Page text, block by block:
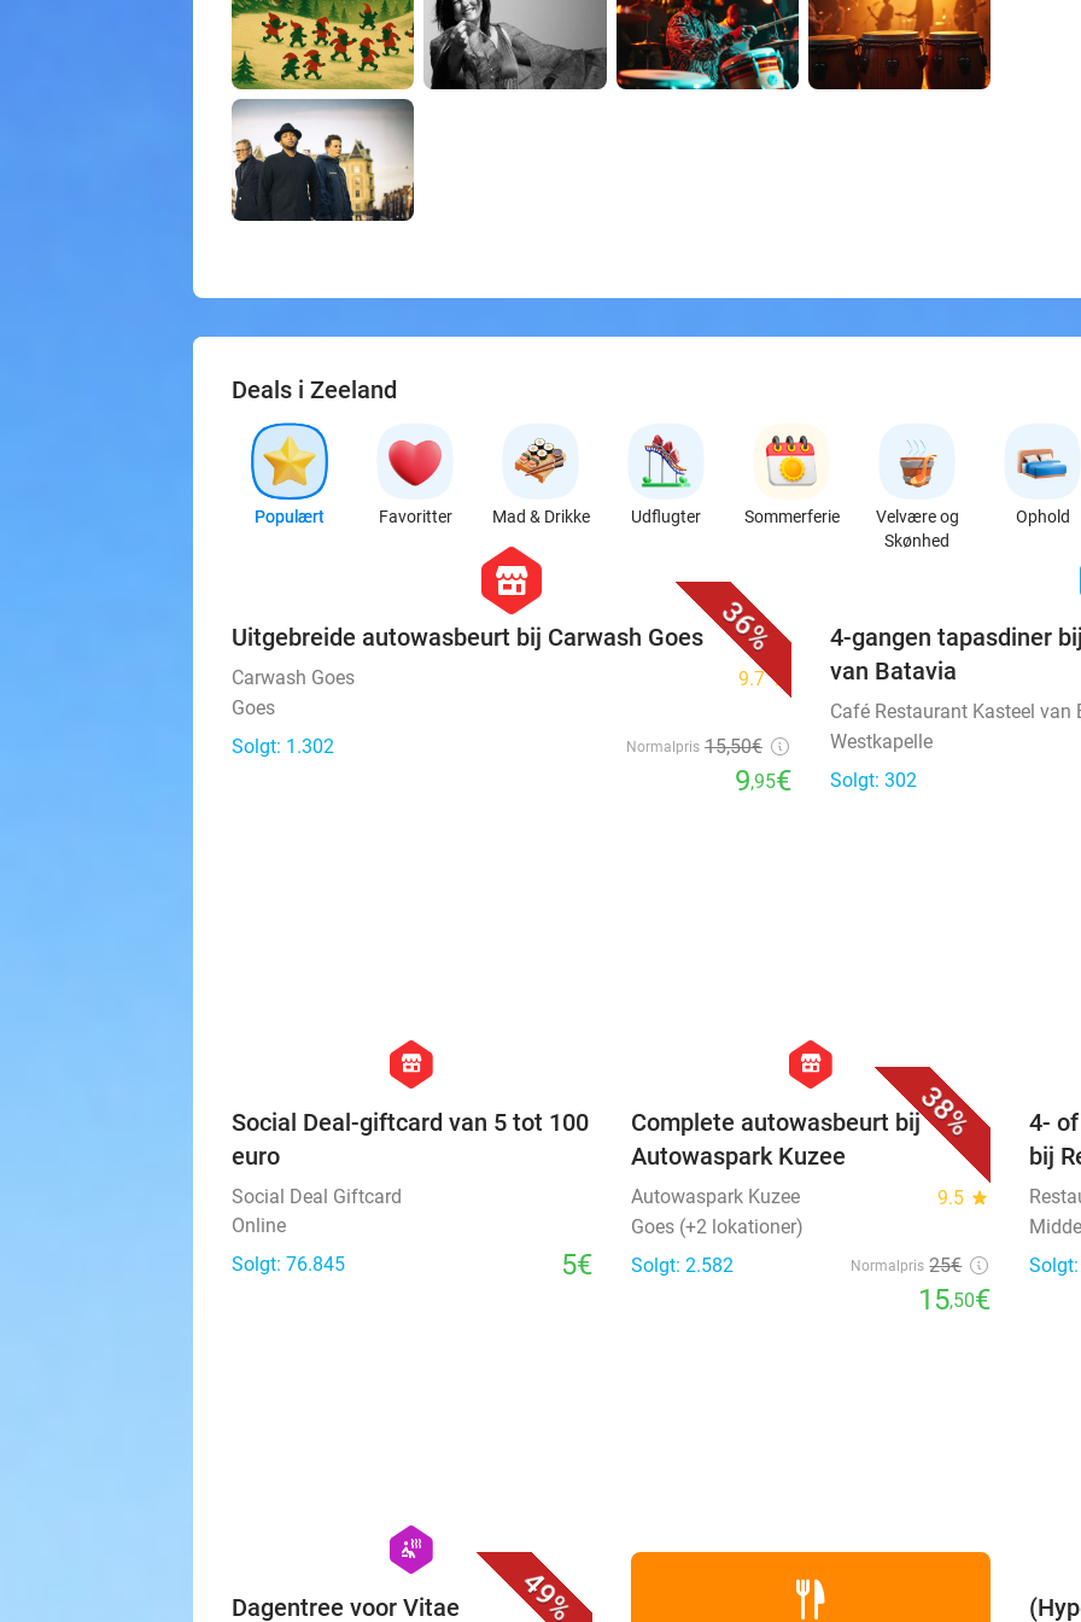
Deals i Zeeland
Populært Favoritter Mad & Drikke Udflugter Sommerferie
Velvære og
Skønhed
Ophold
36%
hexagon
store
Uitgebreide autowasbeurt bij Carwash Goes
Carwash Goes 9.7star
Goes
Solgt: 1.302
Normalpris 15,50€
9,95€
4-gangen tapasdiner
van Batavia
Café Restaurant Kasteel van
Westkapelle
Solgt: 302
hexagon
store
Social Deal-giftcard van 5 tot 100
euro
Social Deal Giftcard
Online
Solgt: 76.845
5€
38%
hexagon
store
Complete autowasbeurt bij
Autowaspark Kuzee
Autowaspark Kuzee 9.5 star
Goes (+2 lokationer)
Solgt: 2.582
Normalpris 25€
15,50€
4-
bij
49%
hexagon
wellness
Dagentree voor Vitae